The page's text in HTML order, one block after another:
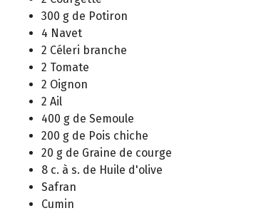
300 g de Potiron
4 Navet
2 Céleri branche
2 Tomate
2 Oignon
2 Ail
400 g de Semoule
200 g de Pois chiche
20 g de Graine de courge
8 c. à s. de Huile d'olive
Safran
Cumin